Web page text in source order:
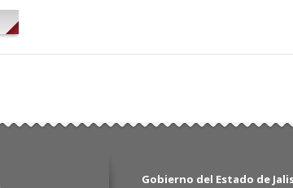
LUIS FERNANDO HORNER VALENCIA
Gobierno del Estado de